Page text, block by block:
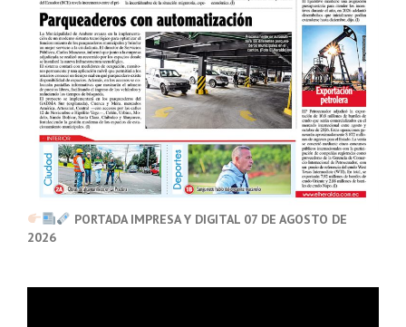
PORTADA IMPRESA Y DIGITAL 07 DE AGOSTO DE
2026